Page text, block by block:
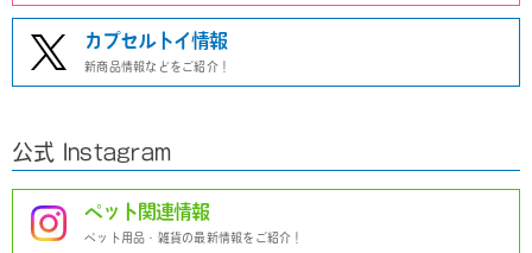
カプセルトイ情報
新商品情報などをご紹介！
公式 Instagram
ペット関連情報
ペット用品・雑貨の最新情報をご紹介！